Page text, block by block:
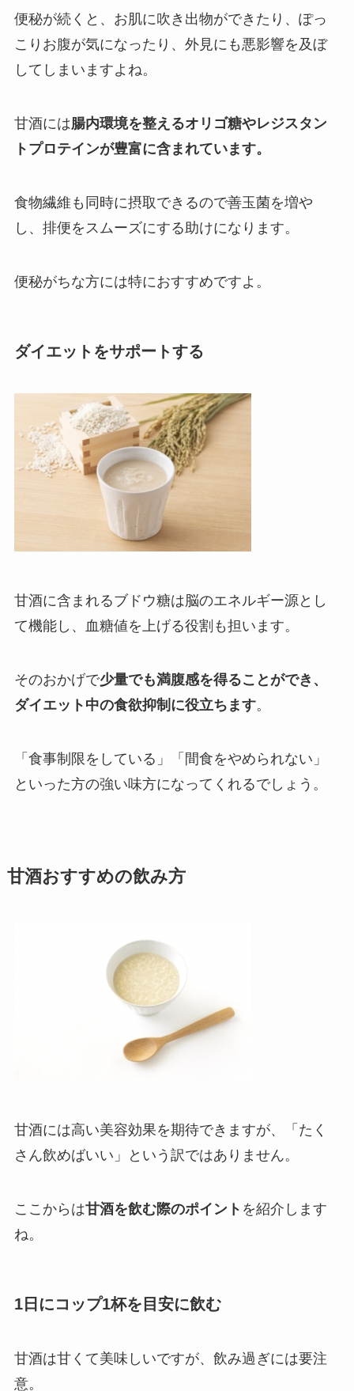
便秘が続くと、お肌に吹き出物ができたり、ぽっ
こりお腹が気になったり、外見にも悪影響を及ぼ
してしまいますよね。
甘酒には腸内環境を整えるオリゴ糖やレジスタン
トプロテインが豊富に含まれています。
食物繊維も同時に摂取できるので善玉菌を増や
し、排便をスムーズにする助けになります。
便秘がちな方には特におすすめですよ。
ダイエットをサポートする
甘酒に含まれるブドウ糖は脳のエネルギー源とし
て機能し、血糖値を上げる役割も担います。
そのおかげで少量でも満腹感を得ることができ、
ダイエット中の食欲抑制に役立ちます。
「食事制限をしている」「間食をやめられない」
といった方の強い味方になってくれるでしょう。
甘酒おすすめの飲み方
甘酒には高い美容効果を期待できますが、「たく
さん飲めばいい」という訳ではありません。
ここからは甘酒を飲む際のポイント を紹介します
ね。
1日にコップ1杯を目安に飲む
甘酒は甘くて美味しいですが、飲み過ぎには要注
意。